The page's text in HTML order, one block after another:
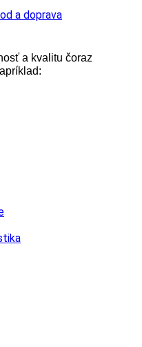
a doprava
a kvalitu čoraz